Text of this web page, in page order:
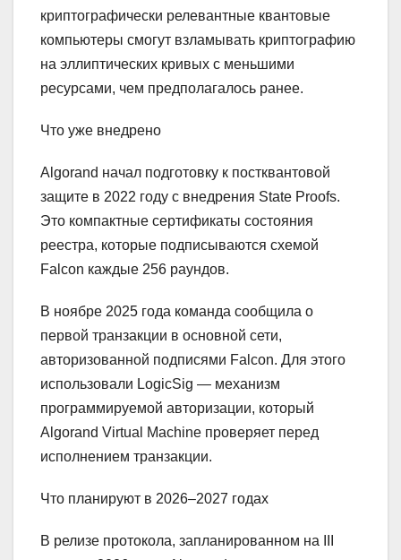
криптографически релевантные квантовые
компьютеры смогут взламывать криптографию
на эллиптических кривых с меньшими
ресурсами, чем предполагалось ранее.
Что уже внедрено
Algorand начал подготовку к постквантовой
защите в 2022 году с внедрения State Proofs.
Это компактные сертификаты состояния
реестра, которые подписываются схемой
Falcon каждые 256 раундов.
В ноябре 2025 года команда сообщила о
первой транзакции в основной сети,
авторизованной подписями Falcon. Для этого
использовали LogicSig — механизм
программируемой авторизации, который
Algorand Virtual Machine проверяет перед
исполнением транзакции.
Что планируют в 2026–2027 годах
В релизе протокола, запланированном на III